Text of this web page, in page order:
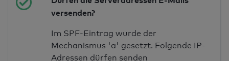
versenden?
Im SPF-Eintrag wurde der
Mechanismus 'a' gesetzt. Folgende IP-
Adressen dürfen senden